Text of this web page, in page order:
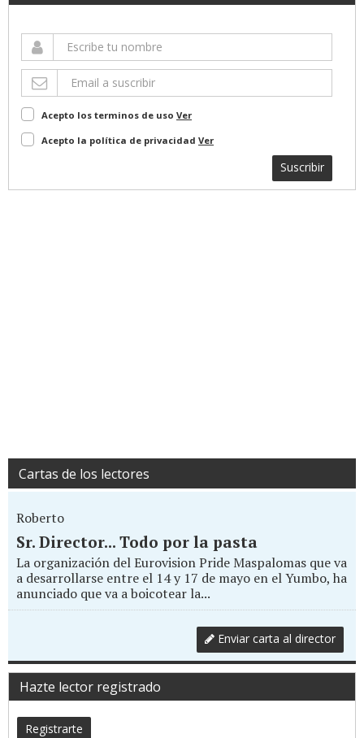
Acepto los terminos de uso Ver
Acepto la política de privacidad Ver
Suscribir
Cartas de los lectores
Roberto
Sr. Director... Todo por la pasta
La organización del Eurovision Pride Maspalomas que va
a desarrollarse entre el 14 y 17 de mayo en el Yumbo, ha
anunciado que va a boicotear la...
Enviar carta al director
Hazte lector registrado
Registrarte